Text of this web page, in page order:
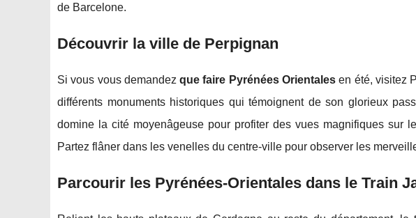
de Barcelone.
Découvrir la ville de Perpignan
Si vous vous demandezque faire Pyrénées Orientales en été, visitez
différents monuments historiques qui témoignent de son glorieux
domine la cité moyenâgeuse pour profiter des vues magnifiques sur
Partez flâner dans les venelles du centre-ville pour observer les
Parcourir les Pyrénées-Orientales dans le Train